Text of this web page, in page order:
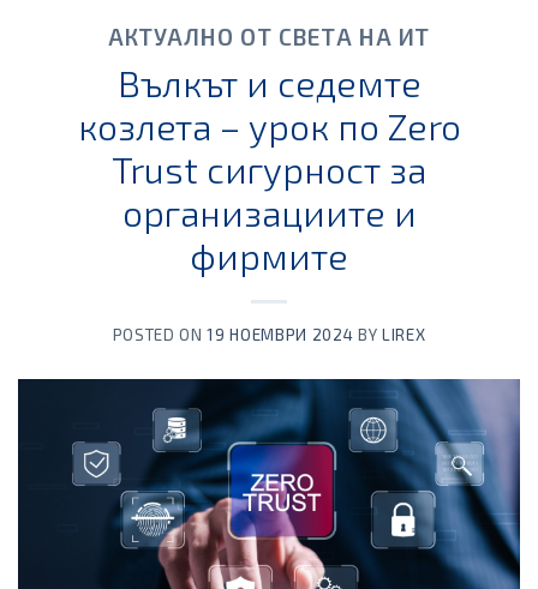
АКТУАЛНО ОТ СВЕТА НА ИТ
Вълкът и седемте
козлета – урок по Zero
Trust сигурност за
организациите и
фирмите
POSTED ON19 НОЕМВРИ 2024 BY LIREX